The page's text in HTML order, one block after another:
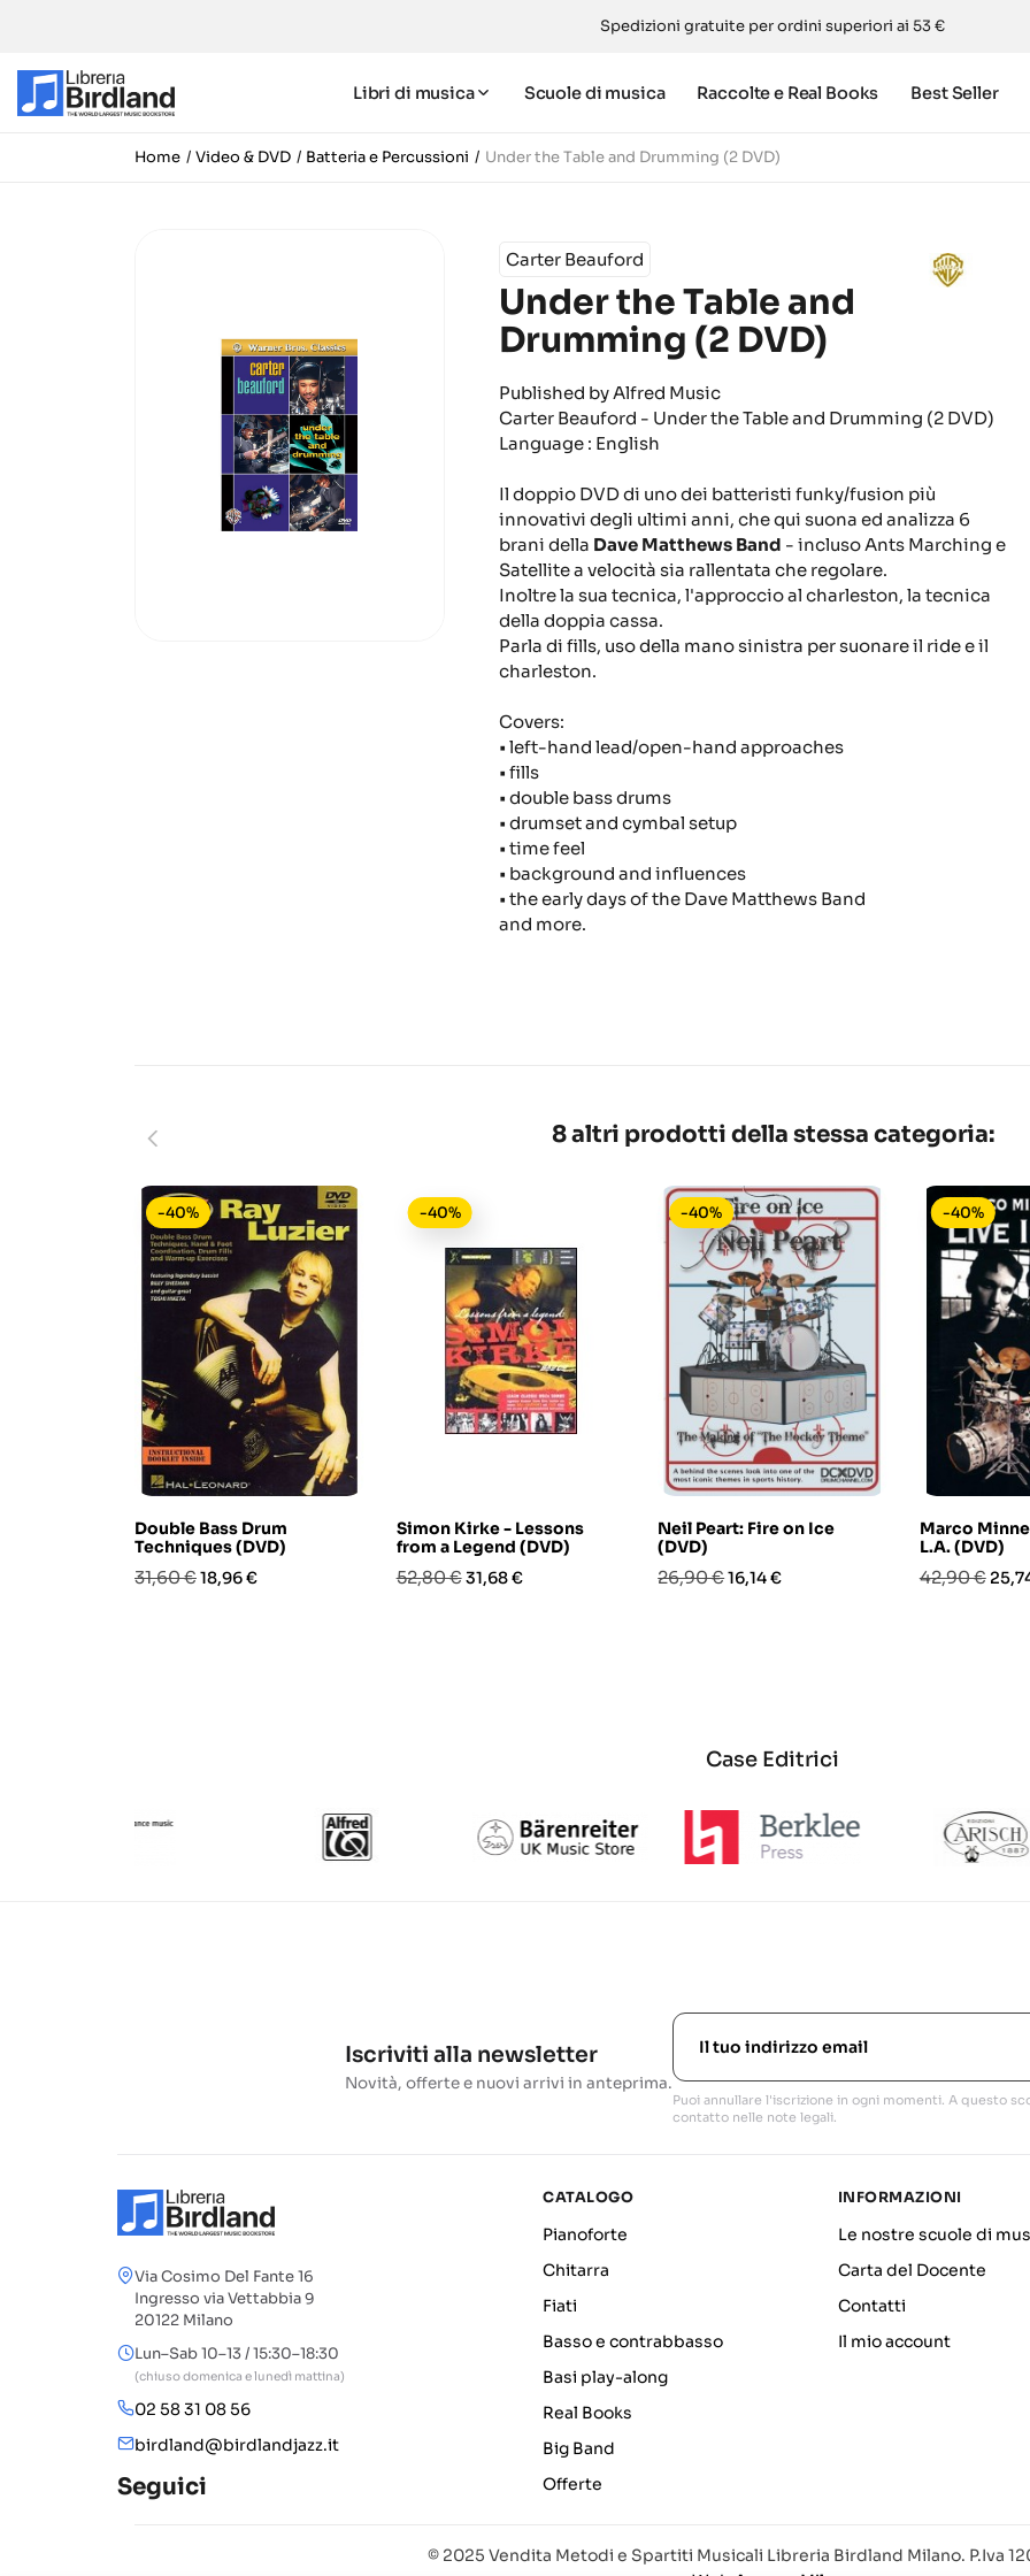
Spedizioni gratuite per ordini superiori ai 53 €
Libri di musica Scuole di musica Raccolte e Real Books Best Seller
Home Video & DVD Batteria e Percussioni Under the Table and Drumming (2 DVD)
Carter Beauford
Under the Table and
Drumming (2 DVD)
Published by Alfred Music
Carter Beauford - Under the Table and Drumming (2 DVD)
Language : English
Il doppio DVD di uno dei batteristi funky/fusion più
innovativi degli ultimi anni, che qui suona ed analizza 6
brani della Dave Matthews Band - inclusoAnts Marching e
Satellitea velocità sia rallentata che regolare.
Inoltre la sua tecnica, l'approccio al charleston, la tecnica
della doppia cassa.
Parla di fills, uso della mano sinistra per suonare il ride e il
charleston.
Covers:
• left-hand lead/open-hand approaches
• fills
• double bass drums
• drumset and cymbal setup
• time feel
• background and influences
• the early days of the Dave Matthews Band
and more.
8 altri prodotti della stessa categoria:
Double Bass Drum
Techniques (DVD)
Prezzo
31,60 €Prezzo
18,96 €
-40%
Simon Kirke - Lessons
from a Legend (DVD)
Prezzo
52,80 €Prezzo
31,68 €
-40%
Neil Peart: Fire on Ice
(DVD)
Prezzo
26,90 €Prezzo
16,14 €
-40%
Marco
L.A. (DVD)
Prezzo
42,90 €
-40%
Case Editrici
Iscriviti alla newsletter
Novità, offerte e nuovi arrivi in anteprima.
Puoi annullare l'iscrizione in ogni momenti. A questo
contatto nelle note legali.
Via Cosimo Del Fante 16
Ingresso via Vettabbia 9
20122 Milano
Lun–Sab 10–13 / 15:30–18:30
(chiuso domenica e lunedì mattina)
02 58 31 08 56
birdland@birdlandjazz.it
Seguici
CATALOGO
Pianoforte
Chitarra
Fiati
Basso e contrabbasso
Basi play-along
Real Books
Big Band
Offerte
INFORMAZIONI
Le nostre scuole di
Carta del Docente
Contatti
Il mio account
© 2025 Vendita Metodi e Spartiti Musicali Libreria Birdland Milano. P.Iva